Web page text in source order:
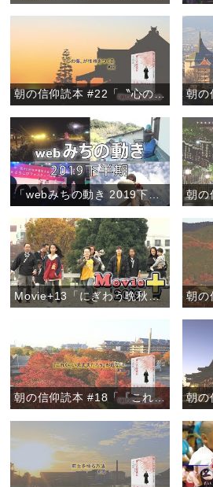
朝の信仰読本 #22「〝心の傷〟が性格をつくる」
「webみちの動き 2019下半期」
Movie+13「にぎわう晩秋のおやさと」
朝の信仰読本 #18「『これくらい大丈夫だろう』が危ない」